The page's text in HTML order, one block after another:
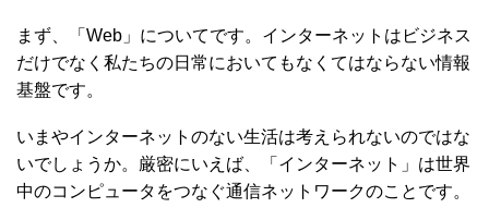
まず、「Web」についてです。インターネットはビジネス
だけでなく私たちの日常においてもなくてはならない情報
基盤です。
いまやインターネットのない生活は考えられないのではな
いでしょうか。厳密にいえば、「インターネット」は世界
中のコンピュータをつなぐ通信ネットワークのことです。